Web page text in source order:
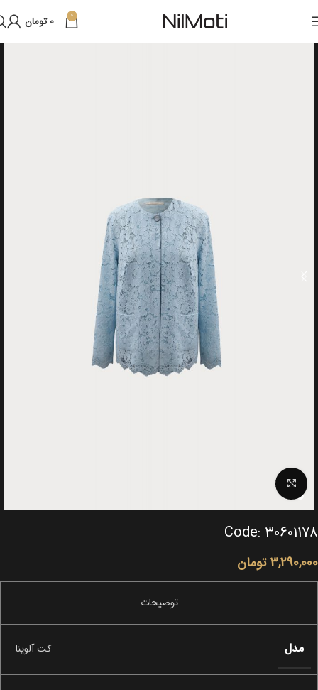
0
0 تومان
Click to enlarge
Code: 30601178
3,290,000 تومان
مدل کت آلوینا